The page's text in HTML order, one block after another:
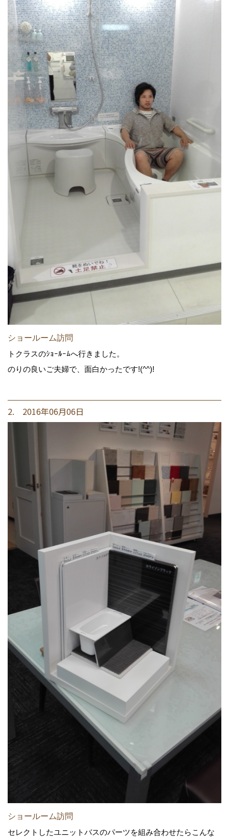
ショールーム訪問
トクラスのｼｮｰﾙｰﾑへ行きました。
のりの良いご夫婦で、面白かったです!(^^)!
2. 2016年06月06日
ショールーム訪問
セレクトしたユニットバスのパーツを組み合わせたらこんな